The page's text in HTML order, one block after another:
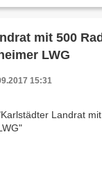
mit 500
LWG
15:31